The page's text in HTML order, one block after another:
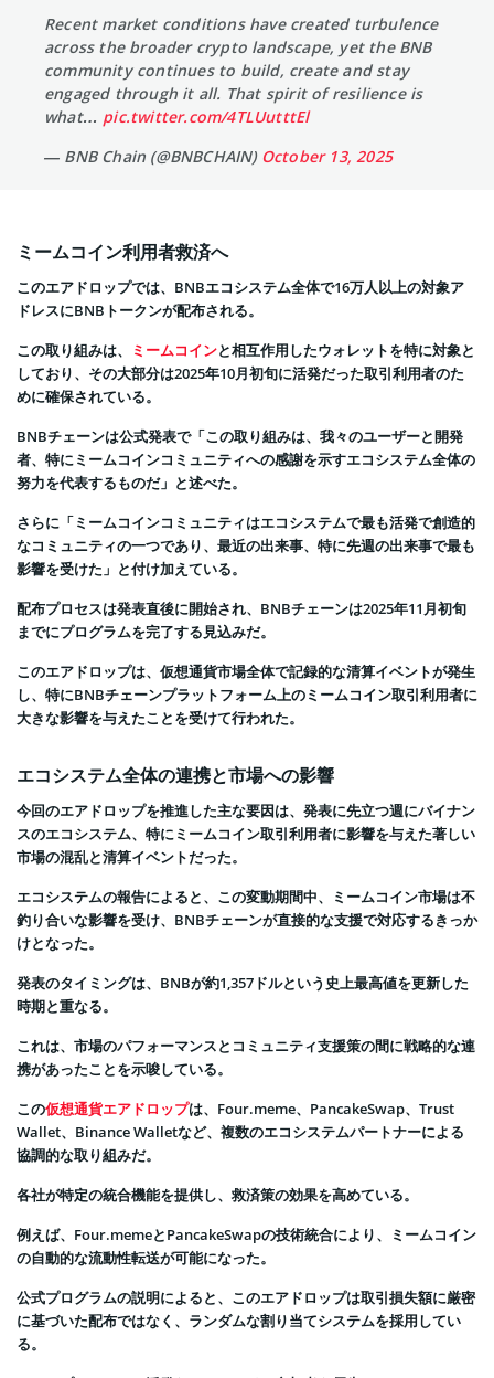
Recent market conditions have created turbulence
across the broader crypto landscape, yet the BNB
community continues to build, create and stay
engaged through it all. That spirit of resilience is
what… pic.twitter.com/4TLUutttEl
— BNB Chain (@BNBCHAIN) October 13, 2025
ミームコイン利用者救済へ
このエアドロップでは、BNBエコシステム全体で16万人以上の対象ア
ドレスにBNBトークンが配布される。
この取り組みは、
ミームコインと相互作用したウォレットを特に対象と
しており、その大部分は2025年10月初旬に活発だった取引利用者のた
めに確保されている。
BNBチェーンは公式発表で「この取り組みは、我々のユーザーと開発
者、特にミームコインコミュニティへの感謝を示すエコシステム全体の
努力を代表するものだ」と述べた。
さらに「ミームコインコミュニティはエコシステムで最も活発で創造的
なコミュニティの一つであり、最近の出来事、特に先週の出来事で最も
影響を受けた」と付け加えている。
配布プロセスは発表直後に開始され、BNBチェーンは2025年11月初旬
までにプログラムを完了する見込みだ。
このエアドロップは、仮想通貨市場全体で記録的な清算イベントが発生
し、特にBNBチェーンプラットフォーム上のミームコイン取引利用者に
大きな影響を与えたことを受けて行われた。
エコシステム全体の連携と市場への影響
今回のエアドロップを推進した主な要因は、発表に先立つ週にバイナン
スのエコシステム、特にミームコイン取引利用者に影響を与えた著しい
市場の混乱と清算イベントだった。
エコシステムの報告によると、この変動期間中、ミームコイン市場は不
釣り合いな影響を受け、BNBチェーンが直接的な支援で対応するきっか
けとなった。
発表のタイミングは、BNBが約1,357ドルという史上最高値を更新した
時期と重なる。
これは、市場のパフォーマンスとコミュニティ支援策の間に戦略的な連
携があったことを示唆している。
この仮想通貨エアドロップは、Four.meme、PancakeSwap、Trust
Wallet、Binance Walletなど、複数のエコシステムパートナーによる
協調的な取り組みだ。
各社が特定の統合機能を提供し、救済策の効果を高めている。
例えば、Four.memeとPancakeSwapの技術統合により、ミームコイン
の自動的な流動性転送が可能になった。
公式プログラムの説明によると、このエアドロップは取引損失額に厳密
に基づいた配布ではなく、ランダムな割り当てシステムを採用してい
る。